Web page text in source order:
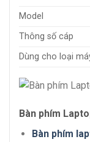
Model
Thông số cáp
Dùng cho loại
Bàn phím
Bàn phím